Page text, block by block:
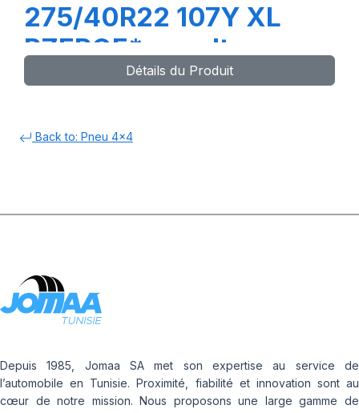
275/40R22 107Y XL
PZEROE*ncs elt
Détails du Produit
Back to: Pneu 4x4
Depuis 1985, Jomaa SA met son expertise au service de
l’automobile en Tunisie. Proximité, fiabilité et innovation sont au
cœur de notre mission. Nous proposons une large gamme de